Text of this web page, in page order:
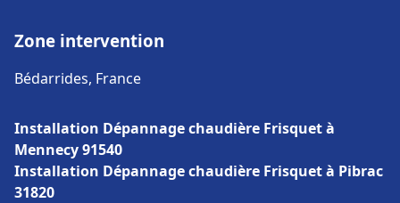
Zone intervention
Bédarrides, France
Installation Dépannage chaudière Frisquet à
Mennecy 91540
Installation Dépannage chaudière Frisquet à Pibrac
31820